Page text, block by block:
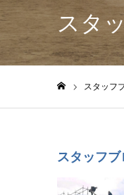
スタ
スタッフ
スタッフブ